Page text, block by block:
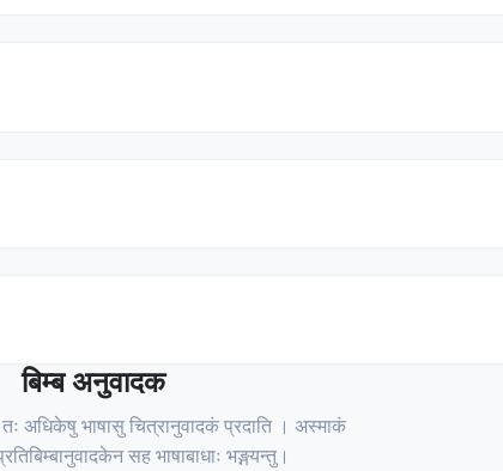
बिम्ब अनुवादक
अधिकेषु भाषासु चित्रानुवादकं प्रदाति । अस्माकं
सह भाषाबाधाः भङ्गयन्तु।